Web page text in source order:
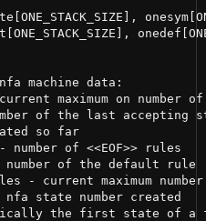
  * 	rules created so far